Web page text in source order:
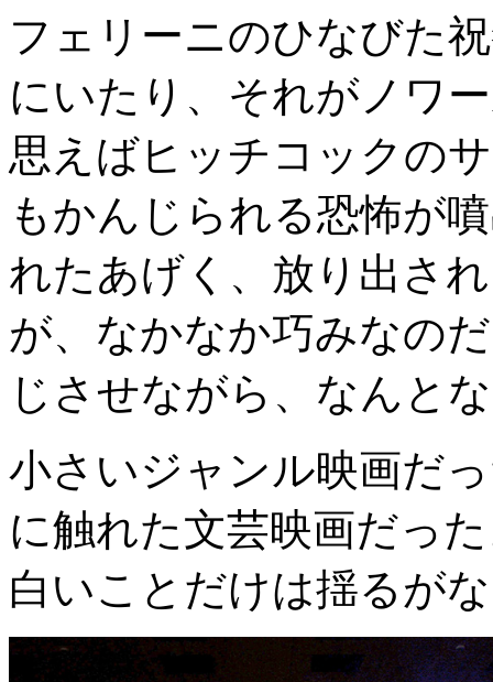
フェリーニのひなびた
にいたり、それがノワ
思えばヒッチコックの
もかんじられる恐怖が
れたあげく、放り出さ
が、なかなか巧みなの
じさせながら、なんと
小さいジャンル映画だ
に触れた文芸映画だっ
白いことだけは揺るが